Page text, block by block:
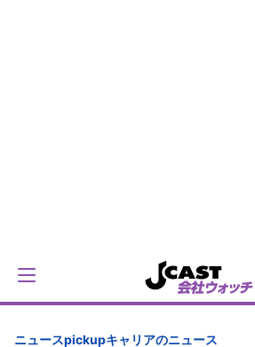
ニュースpickupキャリアのニュース